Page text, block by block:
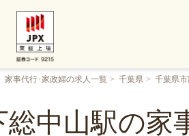
家事代行･家政婦の求人一覧 千葉県 千葉県
総中山駅の家